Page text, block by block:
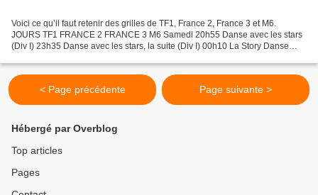
Voici ce qu’il faut retenir des grilles de TF1, France 2, France 3 et M6.
JOURS TF1 FRANCE 2 FRANCE 3 M6 Samedi 20h55 Danse avec les stars
(Div I) 23h35 Danse avec les stars, la suite (Div I) 00h10 La Story Danse
< Page précédente Page suivante >
Hébergé par Overblog
Top articles
Pages